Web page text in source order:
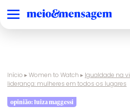
Início ▸Women to Watch ▸ Igualdade na
liderança: mulheres em todos os lugares
opinião: luiza maggessi